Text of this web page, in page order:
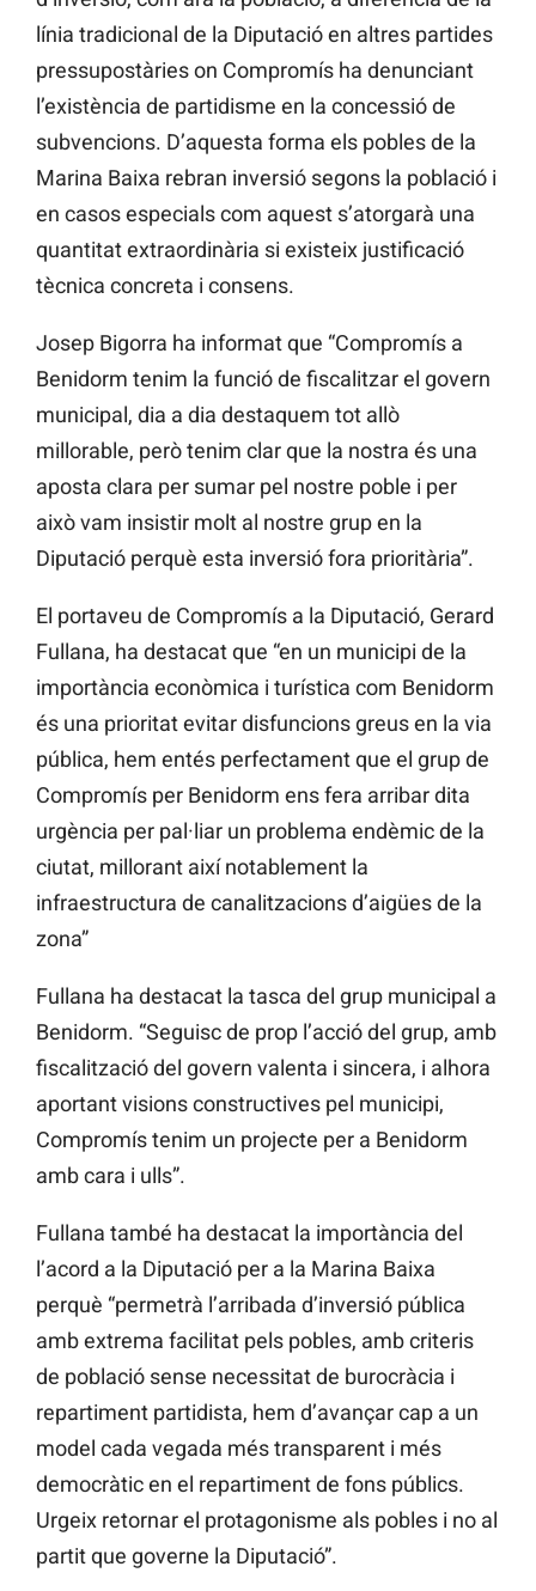
línia tradicional de la Diputació en altres partides
pressupostàries on Compromís ha denunciant
l’existència de partidisme en la concessió de
subvencions. D’aquesta forma els pobles de la
Marina Baixa rebran inversió segons la població i
en casos especials com aquest s’atorgarà una
quantitat extraordinària si existeix justificació
tècnica concreta i consens.
Josep Bigorra ha informat que “Compromís a
Benidorm tenim la funció de fiscalitzar el govern
municipal, dia a dia destaquem tot allò
millorable, però tenim clar que la nostra és una
aposta clara per sumar pel nostre poble i per
això vam insistir molt al nostre grup en la
Diputació perquè esta inversió fora prioritària”.
El portaveu de Compromís a la Diputació, Gerard
Fullana, ha destacat que “en un municipi de la
importància econòmica i turística com Benidorm
és una prioritat evitar disfuncions greus en la via
pública, hem entés perfectament que el grup de
Compromís per Benidorm ens fera arribar dita
urgència per pal·liar un problema endèmic de la
ciutat, millorant així notablement la
infraestructura de canalitzacions d’aigües de la
zona”
Fullana ha destacat la tasca del grup municipal a
Benidorm. “Seguisc de prop l’acció del grup, amb
fiscalització del govern valenta i sincera, i alhora
aportant visions constructives pel municipi,
Compromís tenim un projecte per a Benidorm
amb cara i ulls”.
Fullana també ha destacat la importància del
l’acord a la Diputació per a la Marina Baixa
perquè “permetrà l’arribada d’inversió pública
amb extrema facilitat pels pobles, amb criteris
de població sense necessitat de burocràcia i
repartiment partidista, hem d’avançar cap a un
model cada vegada més transparent i més
democràtic en el repartiment de fons públics.
Urgeix retornar el protagonisme als pobles i no al
partit que governe la Diputació”.